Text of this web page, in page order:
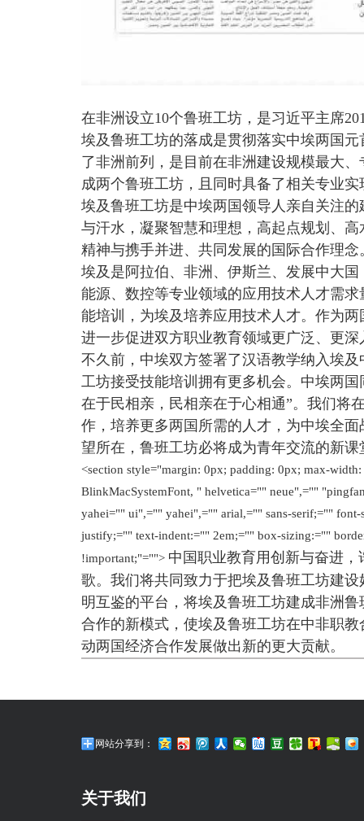
在非洲设立10个鲁班工坊，是习近平主席
埃及鲁班工坊的落成是贯彻落实中埃两国
了非洲前列，是目前在非洲建设规模最大
成两个鲁班工坊，且同时具备了相关专业
埃及鲁班工坊是中埃两国领导人亲自关注
与汗水，凝聚智慧和理想，高起点规划、
精神与携手并进、共同发展的国际合作理念
埃及是阿拉伯、非洲、伊斯兰、发展中大
能源、数控等专业领域的应用技术人才需
能培训，为埃及培养应用技术人才。作为
进一步促进双方职业教育领域更广泛、更深
不久前，中埃双方签署了汉语教学纳入埃
工坊接受技能培训拥有更多机会。中埃两
在于民相亲，民相亲在于心相通”。我们将
作，培养更多两国所需的人才，为中埃全
望所在，鲁班工坊必将成为青年交流的新
<section style="margin: 0px; padding: 0px; max-
BlinkMacSystemFont, " helvetica="" neue",=""
yahei="" ui",="" yahei",="" arial,="" sans-serif;=""
justify;="" text-indent:="" 2em;="" box-sizing:=""
!important;"=""> 中国职业教育用创新与奋进
歌。我们将共同致力于把埃及鲁班工坊建
明互鉴的平台，将埃及鲁班工坊建成非洲
合作的新模式，使埃及鲁班工坊在中非职
动两国经济合作发展做出新的更大贡献。
网站分享到：
关于我们